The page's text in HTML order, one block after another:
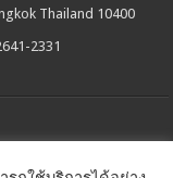
Thailand 10400
2331